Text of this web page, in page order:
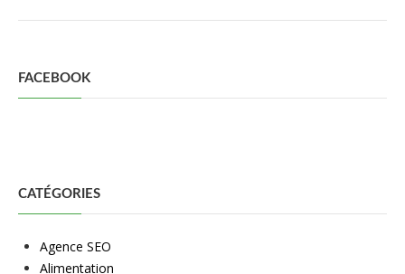
FACEBOOK
CATÉGORIES
Agence SEO
Alimentation